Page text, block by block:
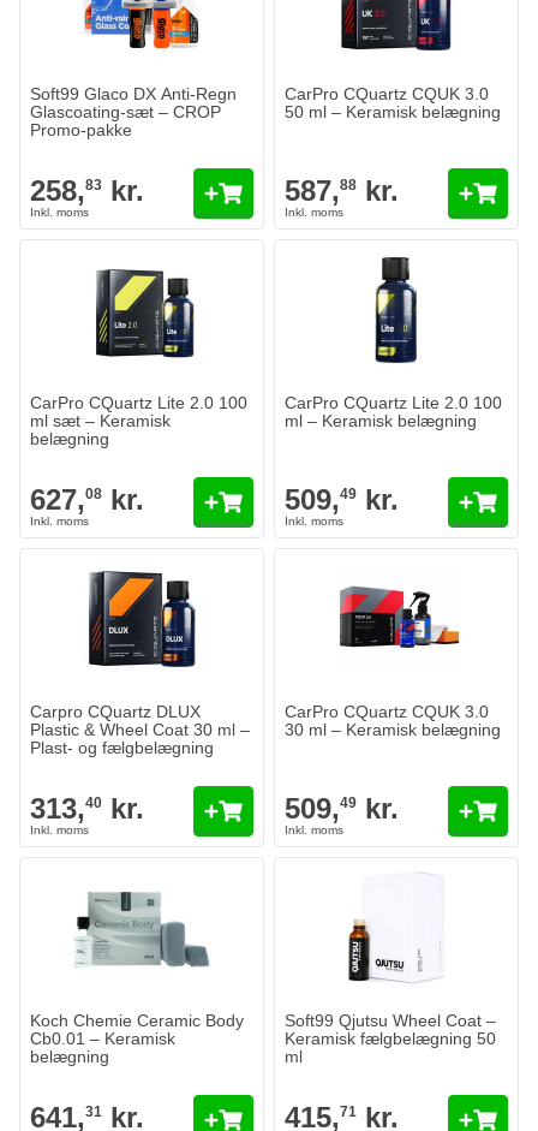
Soft99 Glaco DX Anti-Regn
Glascoating-sæt – CROP
Promo-pakke
258,83 kr.
CarPro CQuartz CQUK 3.0
50 ml – Keramisk belægning
587,88 kr.
CarPro CQuartz Lite 2.0 100
ml sæt – Keramisk
belægning
627,08 kr.
CarPro CQuartz Lite 2.0 100
ml – Keramisk belægning
509,49 kr.
Carpro CQuartz DLUX
Plastic & Wheel Coat 30 ml –
Plast- og fælgbelægning
313,40 kr.
CarPro CQuartz CQUK 3.0
30 ml – Keramisk belægning
509,49 kr.
Koch Chemie Ceramic Body
Cb0.01 – Keramisk
belægning
641,31 kr.
Soft99 Qjutsu Wheel Coat –
Keramisk fælgbelægning 50
ml
415,71 kr.